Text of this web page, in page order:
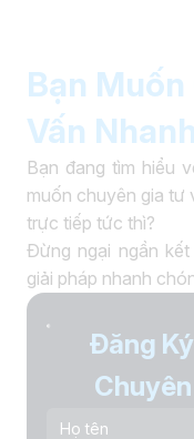
Bạn Muốn
Vấn
Bạn đang tìm hiểu
muốn chuyên gia tư
trực tiếp tức thì?
Đừng ngại ngần
giải pháp nhanh
Đăng